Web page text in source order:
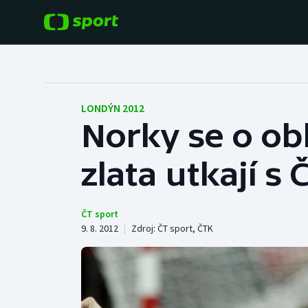
Hokej
Tenis
Cyklistika
Baseball a softbal
Basketbal
Boby a skeleton
LONDÝN 2012
Norky se o
zlata utkají s
ČT sport
9. 8. 2012 | Zdroj: ČT sport, ČTK